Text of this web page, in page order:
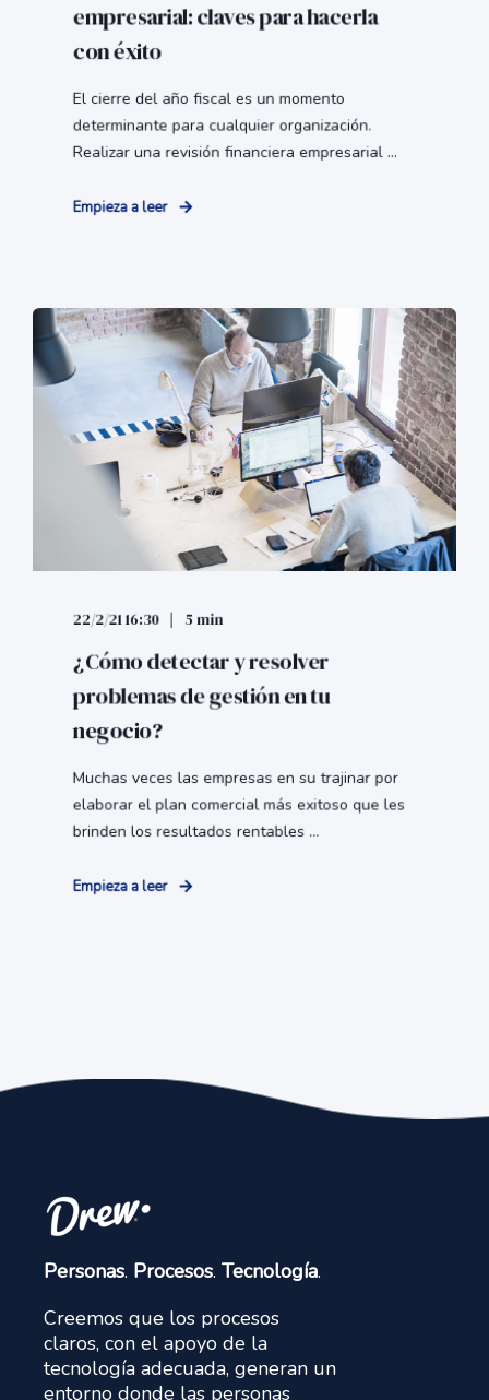
empresarial: claves para hacerla
con éxito
El cierre del año fiscal es un momento
determinante para cualquier organización.
Realizar una revisión financiera empresarial ...
Empieza a leer
22/2/21 16:30 5 min
¿Cómo detectar y resolver
problemas de gestión en tu
negocio?
Muchas veces las empresas en su trajinar por
elaborar el plan comercial más exitoso que les
brinden los resultados rentables ...
Empieza a leer
Personas. Procesos. Tecnología.
Creemos que los procesos
claros, con el apoyo de la
tecnología adecuada, generan un
entorno donde las personas